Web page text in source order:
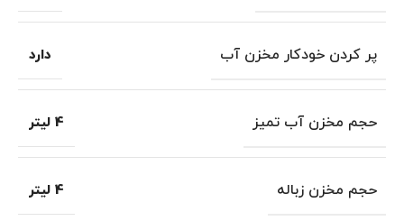
پر کردن خودکار مخزن آب دارد
حجم مخزن آب تمیز 4 لیتر
حجم مخزن زباله 4 لیتر